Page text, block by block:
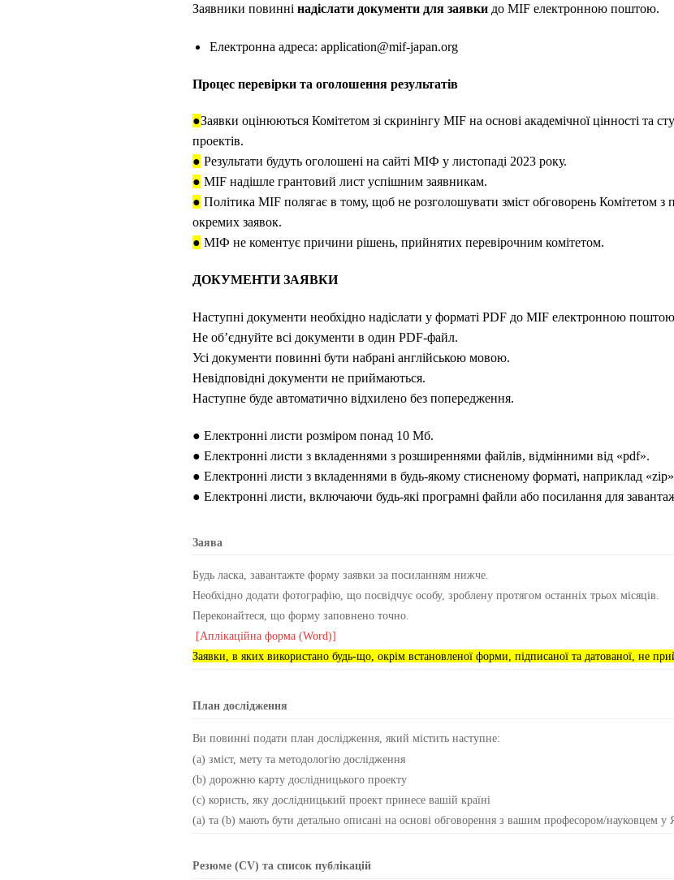
Заявники повинні надіслати документи для заявки до MIF електронною поштою.
Електронна адреса: application@mif-japan.org
Процес перевірки та оголошення результатів
●Заявки оцінюються Комітетом зі скринінгу MIF на основі академічної цінності та
проектів.
● Результати будуть оголошені на сайті МІФ у листопаді 2023 року.
● MIF надішле грантовий лист успішним заявникам.
● Політика MIF полягає в тому, щоб не розголошувати зміст обговорень Комітетом
окремих заявок.
● МІФ не коментує причини рішень, прийнятих перевірочним комітетом.
ДОКУМЕНТИ ЗАЯВКИ
Наступні документи необхідно надіслати у форматі PDF до MIF електронною
Не об’єднуйте всі документи в один PDF-файл.
Усі документи повинні бути набрані англійською мовою.
Невідповідні документи не приймаються.
Наступне буде автоматично відхилено без попередження.
● Електронні листи розміром понад 10 Мб.
● Електронні листи з вкладеннями з розширеннями файлів, відмінними від «pdf».
● Електронні листи з вкладеннями в будь-якому стисненому форматі, наприклад
● Електронні листи, включаючи будь-які програмні файли або посилання для
Заява
Будь ласка, завантажте форму заявки за посиланням нижче.
Необхідно додати фотографію, що посвідчує особу, зроблену протягом останніх трьох місяців.
Переконайтеся, що форму заповнено точно.
[Аплікаційна форма (Word)]
Заявки, в яких використано будь-що, окрім встановленої форми, підписаної та датованої, не
План дослідження
Ви повинні подати план дослідження, який містить наступне:
(a) зміст, мету та методологію дослідження
(b) дорожню карту дослідницького проекту
(c) користь, яку дослідницький проект принесе вашій країні
(a) та (b) мають бути детально описані на основі обговорення з вашим професором/науковцем у
Резюме (CV) та список публікацій